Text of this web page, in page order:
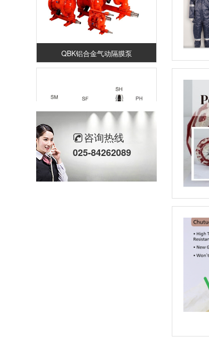
QBK铝合金气动隔膜泵
铁镀铬气动快速接头
咨询热线
025-84262089